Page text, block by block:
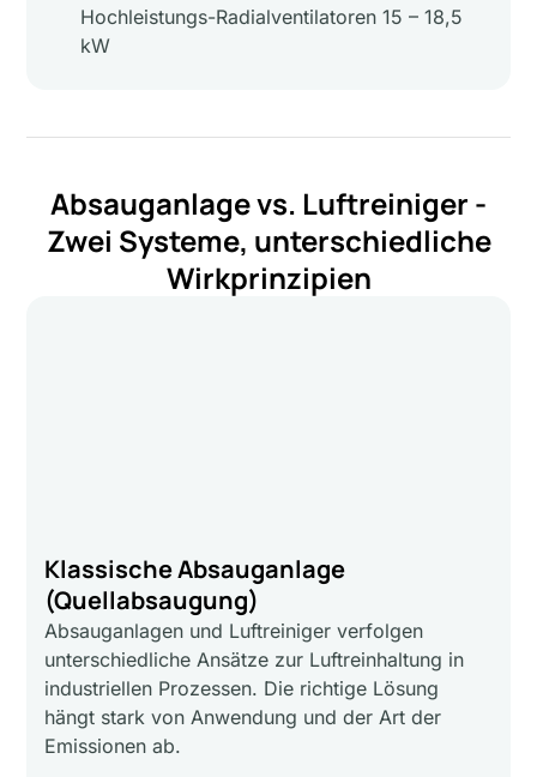
Hochleistungs-Radialventilatoren 15 – 18,5
kW
Absauganlage vs. Luftreiniger -
Zwei Systeme, unterschiedliche
Wirkprinzipien
Klassische Absauganlage
(Quellabsaugung)
Absauganlagen und Luftreiniger verfolgen
unterschiedliche Ansätze zur Luftreinhaltung in
industriellen Prozessen. Die richtige Lösung
hängt stark von Anwendung und der Art der
Emissionen ab.